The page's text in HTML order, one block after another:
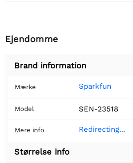
Ejendomme
Brand information
Mærke Sparkfun
Model SEN-23518
Mere info Redirecting...
Størrelse info